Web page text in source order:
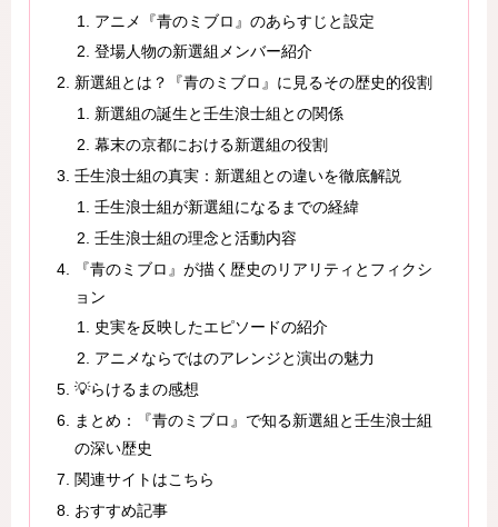
アニメ『青のミブロ』のあらすじと設定
登場人物の新選組メンバー紹介
新選組とは？『青のミブロ』に見るその歴史的役割
新選組の誕生と壬生浪士組との関係
幕末の京都における新選組の役割
壬生浪士組の真実：新選組との違いを徹底解説
壬生浪士組が新選組になるまでの経緯
壬生浪士組の理念と活動内容
『青のミブロ』が描く歴史のリアリティとフィクシ
ョン
史実を反映したエピソードの紹介
アニメならではのアレンジと演出の魅力
💡らけるまの感想
まとめ：『青のミブロ』で知る新選組と壬生浪士組
の深い歴史
関連サイトはこちら
おすすめ記事